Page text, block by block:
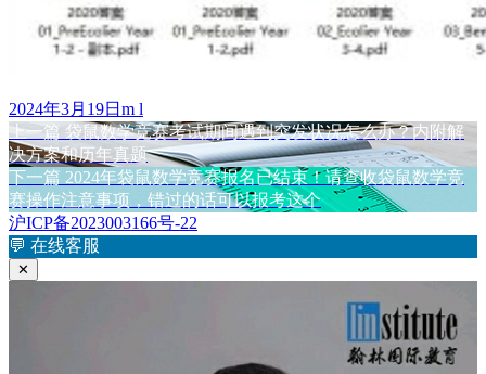
发
布
于
2024年3月19日 作
者
m l
文
章
导
航
上一篇 上
篇
文
章：
袋鼠数学竞赛考试期间遇到突发状况怎么办？内附解
决方案和历年真题
下一篇 下
篇
文
章：
2024年袋鼠数学竞赛报名已结束！请查收袋鼠数学竞
赛操作注意事项，错过的话可以报考这个
沪ICP备2023003166号-22
💬 在线客服
✕